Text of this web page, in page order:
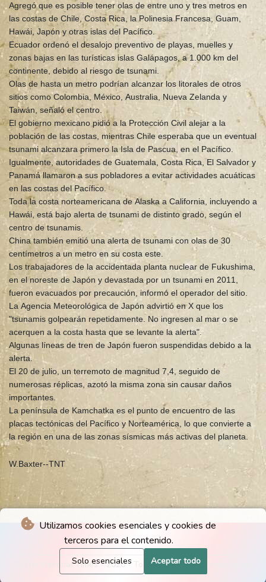
Utilizamos cookies esenciales y cookies de
terceros para el contenido.
Solo esenciales Aceptar todo
Agregó que es posible tener olas de entre uno y tres metros en
las costas de Chile, Costa Rica, la Polinesia Francesa, Guam,
Hawái, Japón y otras islas del Pacífico.
Ecuador ordenó el desalojo preventivo de playas, muelles y
zonas bajas en las turísticas islas Galápagos, a 1.000 km del
continente, debido al riesgo de tsunami.
Olas de hasta un metro podrían alcanzar los litorales de otros
sitios como Colombia, México, Australia, Nueva Zelanda y
Taiwán, señaló el centro.
El gobierno mexicano pidió a la Protección Civil alejar a la
población de las costas, mientras Chile esperaba que un eventual
tsunami alcanzara primero la Isla de Pascua, en el Pacífico.
Igualmente, autoridades de Guatemala, Costa Rica, El Salvador y
Panamá llamaron a sus pobladores a evitar actividades acuáticas
en las costas del Pacífico.
Toda la costa norteamericana de Alaska a California, incluyendo a
Hawái, está bajo alerta de tsunami de distinto grado, según el
centro de tsunamis.
China también emitió una alerta de tsunami con olas de 30
centímetros a un metro en su costa este.
Los trabajadores de la accidentada planta nuclear de Fukushima,
en el noreste de Japón y devastada por un tsunami en 2011,
fueron evacuados por precaución, informó el operador del sitio.
La Agencia Meteorológica de Japón advirtió en X que los
"tsunamis golpearán repetidamente. No ingresen al mar o se
acerquen a la costa hasta que se levante la alerta".
Algunas líneas de tren de Japón fueron suspendidas debido a la
alerta.
El 20 de julio, un terremoto de magnitud 7,4, seguido de
numerosas réplicas, azotó la misma zona sin causar daños
importantes.
La península de Kamchatka es el punto de encuentro de las
placas tectónicas del Pacífico y Norteamérica, lo que convierte a
la región en una de las zonas sísmicas más activas del planeta.
W.Baxter--TNT
© The National Times - 2026 - Todos los derechos reservados